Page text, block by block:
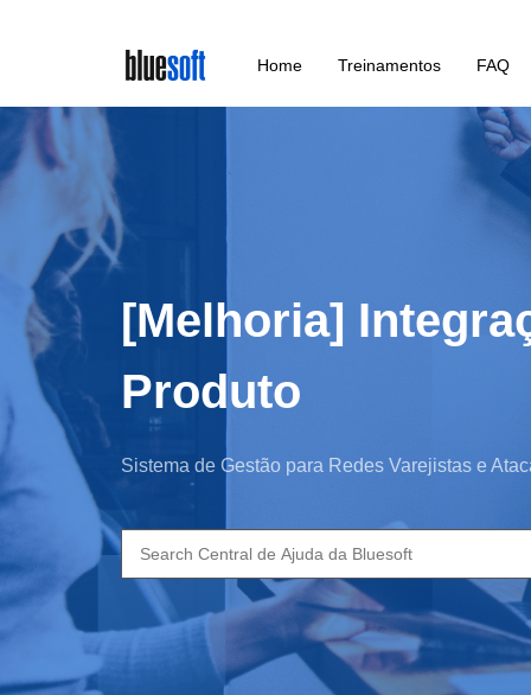
main
content
Home Treinamentos FAQ
[Melhoria]
Produto
Sistema de Gestão para Redes Varejistas e
Search
for: